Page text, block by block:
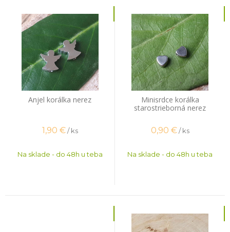
Anjel korálka nerez
1,90 € / ks
Na sklade - do 48h u teba
Minisrdce korálka
starostrieborná nerez
0,90 € / ks
Na sklade - do 48h u teba